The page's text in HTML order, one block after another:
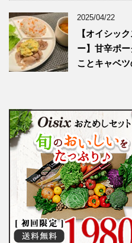
2025/04/22
【オイシッ
ー】甘辛ポ
ことキャベ